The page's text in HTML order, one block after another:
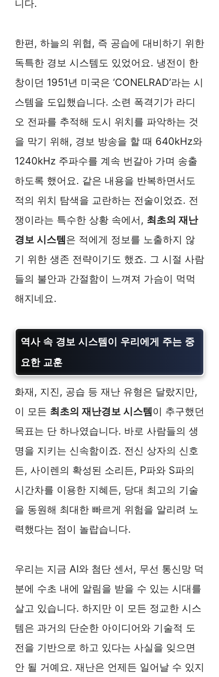
니다.
한편, 하늘의 위협, 즉 공습에 대비하기 위한
독특한 경보 시스템도 있었어요. 냉전이 한
창이던 1951년 미국은 ‘CONELRAD’라는 시
스템을 도입했습니다. 소련 폭격기가 라디
오 전파를 추적해 도시 위치를 파악하는 것
을 막기 위해, 경보 방송을 할 때 640kHz와
1240kHz 주파수를 계속 번갈아 가며 송출
하도록 했어요. 같은 내용을 반복하면서도
적의 위치 탐색을 교란하는 전술이었죠. 전
쟁이라는 특수한 상황 속에서, 최초의 재난
경보 시스템은 적에게 정보를 노출하지 않
기 위한 생존 전략이기도 했죠. 그 시절 사람
들의 불안과 간절함이 느껴져 가슴이 먹먹
해지네요.
역사 속 경보 시스템이 우리에게 주는 중
요한 교훈
화재, 지진, 공습 등 재난 유형은 달랐지만,
이 모든 최초의 재난경보 시스템이 추구했던
목표는 단 하나였습니다. 바로 사람들의 생
명을 지키는 신속함이죠. 전신 상자의 신호
든, 사이렌의 확성된 소리든, P파와 S파의
시간차를 이용한 지혜든, 당대 최고의 기술
을 동원해 최대한 빠르게 위험을 알리려 노
력했다는 점이 놀랍습니다.
우리는 지금 AI와 첨단 센서, 무선 통신망 덕
분에 수초 내에 알림을 받을 수 있는 시대를
살고 있습니다. 하지만 이 모든 정교한 시스
템은 과거의 단순한 아이디어와 기술적 도
전을 기반으로 하고 있다는 사실을 잊으면
안 될 거예요. 재난은 언제든 일어날 수 있지